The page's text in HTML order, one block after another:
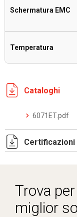
Schermatura EMC
Temperatura
Cataloghi
6071ET.pdf
Certificazioni
Trova
miglior